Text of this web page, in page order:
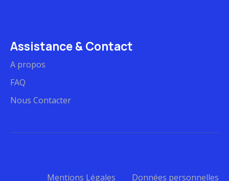
Assistance & Contact
A propos
FAQ
Nous Contacter
Mentions Légales​ Données personnelles